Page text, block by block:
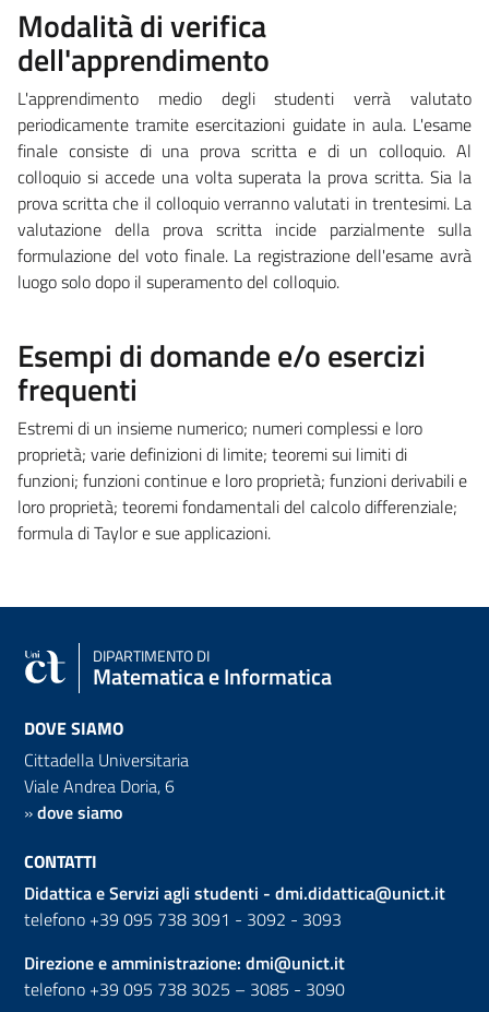
Modalità di verifica
dell'apprendimento
L'apprendimento medio degli studenti verrà valutato
periodicamente tramite esercitazioni guidate in aula. L'esame
finale consiste di una prova scritta e di un colloquio. Al
colloquio si accede una volta superata la prova scritta. Sia la
prova scritta che il colloquio verranno valutati in trentesimi. La
valutazione della prova scritta incide parzialmente sulla
formulazione del voto finale. La registrazione dell'esame avrà
luogo solo dopo il superamento del colloquio.
Esempi di domande e/o esercizi
frequenti
Estremi di un insieme numerico; numeri complessi e loro
proprietà; varie definizioni di limite; teoremi sui limiti di
funzioni; funzioni continue e loro proprietà; funzioni derivabili e
loro proprietà; teoremi fondamentali del calcolo differenziale;
formula di Taylor e sue applicazioni.
DIPARTIMENTO DI
Matematica e Informatica
DOVE SIAMO
Cittadella Universitaria
Viale Andrea Doria, 6
»dove siamo
CONTATTI
Didattica e Servizi agli studenti - dmi.didattica@unict.it
telefono +39 095 738 3091 - 3092 - 3093
Direzione e amministrazione: dmi@unict.it
telefono +39 095 738 3025 – 3085 - 3090